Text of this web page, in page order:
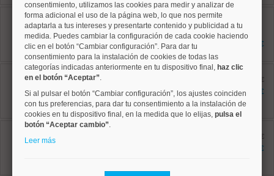
Centro, Palacio
Ref: 10008892
91 m²
3 dormitorios
1 baños
730.000 €
Centro, Palacio
Ref: 10008740
1 dormitorios
1 baños
antes 548.500 €
475.000 €
Centro, Universidad
antes 632.000 €
601.100 €
consentimiento, utilizamos las cookies para medir y analizar de
forma adicional el uso de la página web, lo que nos permite
adaptarla a tus intereses y presentarte contenido y publicidad a tu
medida. Puedes cambiar la configuración de cada cookie haciendo
clic en el botón “Cambiar configuración”. Para dar tu
consentimiento para la instalación de cookies de todas las
categorías indicadas anteriormente en tu dispositivo final, haz clic
en el botón “Aceptar”.
Si al pulsar el botón “Cambiar configuración”, los ajustes coinciden
con tus preferencias, para dar tu consentimiento a la instalación de
cookies en tu dispositivo final, en la medida que lo elijas, pulsa el
botón “Aceptar cambio”.
Leer más